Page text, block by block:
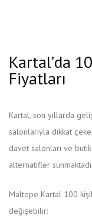
Kartal’da
Fiyatları
Kartal, son yıllarda
salonlarıyla dikkat
davet salonları ve
alternatifler
Maltepe Kartal 100
değişebilir: